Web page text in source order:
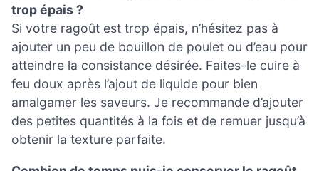
trop épais ?
Si votre ragoût est trop épais, n’hésitez pas à
ajouter un peu de bouillon de poulet ou d’eau pour
atteindre la consistance désirée. Faites-le cuire à
feu doux après l’ajout de liquide pour bien
amalgamer les saveurs. Je recommande d’ajouter
des petites quantités à la fois et de remuer jusqu’à
obtenir la texture parfaite.